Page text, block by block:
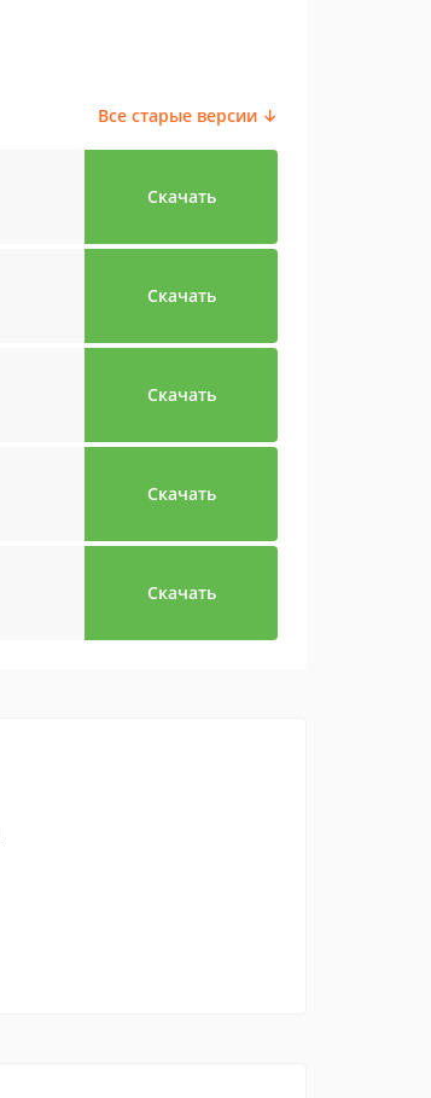
Все старые версии ↓
Скачать
Скачать
Скачать
Скачать
Скачать